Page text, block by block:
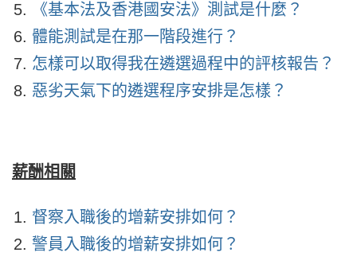
《基本法及香港國安法》測試是什麼？
體能測試是在那一階段進行？
怎樣可以取得我在遴選過程中的評核報告？
惡劣天氣下的遴選程序安排是怎樣？
薪酬相關
督察入職後的增薪安排如何？
警員入職後的增薪安排如何？